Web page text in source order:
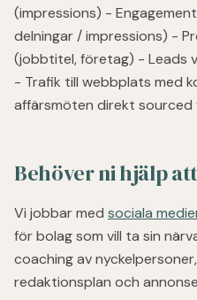
(impressions) -
delningar / impressions) -
(jobbtitel, företag) - Leads
- Trafik till webbplats med
affärsmöten direkt sourced
Behöver ni hjälp
Vi jobbar med sociala
för bolag som vill ta sin
coaching av
redaktionsplan och